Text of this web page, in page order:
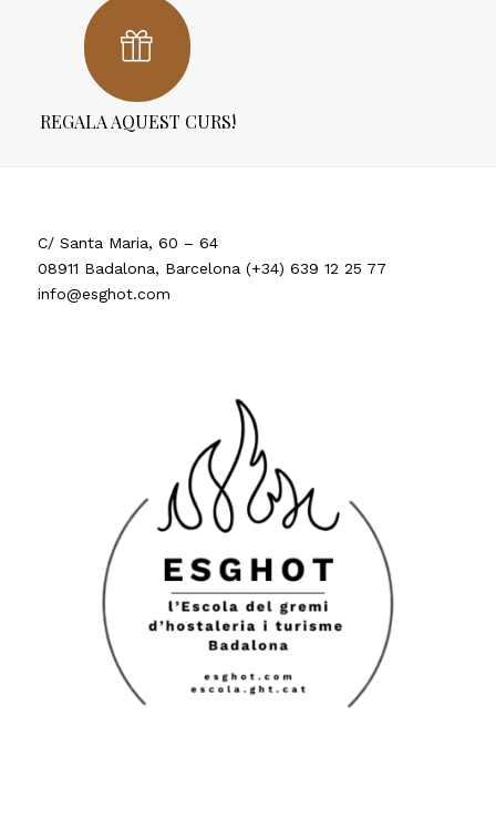
REGALA AQUEST CURS!
C/ Santa Maria, 60 – 64
08911 Badalona, Barcelona (+34) 639 12 25 77
info@esghot.com